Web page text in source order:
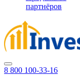
партнёров
8 800 100-33-16